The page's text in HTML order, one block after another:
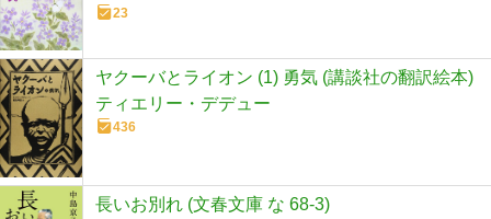
23
ヤクーバとライオン (1) 勇気 (講談社の翻訳絵本)
ティエリー・デデュー
436
長いお別れ (文春文庫 な 68-3)